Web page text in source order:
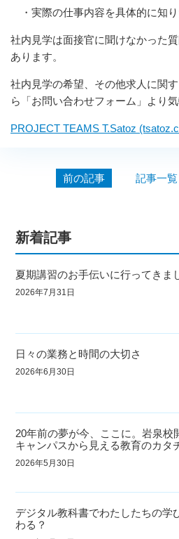
・実際の仕事内容を具体的に知
社内見学は面接官に聞けなかった
あります。
社内見学の希望、その他求人に関
ら「お問い合わせフォーム」より
PROJECT TEAMS T.Satoz
前の記事 記事一覧
新着記事
夏期講習のお手伝いに行ってきま
2026年7月31日
日々の業務と時間の大切さ
2026年6月30日
20年前の夢が今、ここに。岩泉校
キャンパスから見える教育のカタ
2026年5月30日
デジタル教科書でわたしたちの学
わる？